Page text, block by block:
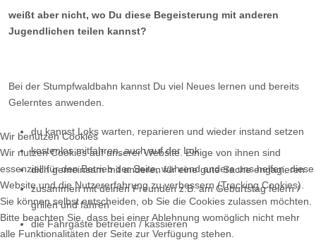
weißt aber nicht, wo Du diese Begeisterung mit anderen
Jugendlichen teilen kannst?
Bei der Stumpfwaldbahn kannst Du viel Neues lernen und bereits
Gelerntes anwenden.
du kannst Loks warten, reparieren und wieder instand setzen
kostenlos mitfahren, auch auf der Lok
dich gemeinsam mit anderen für eine gute Sache engagieren
zusammen mit deinen Freunden z.B. am Geburtstag feiern /
grillen und fahren
die Fahrgäste betreuen / kassieren
Wir benutzen Cookies
Wir nutzen Cookies auf unserer Website. Einige von ihnen sind
essenziell für den Betrieb der Seite, während andere uns helfen, diese
Website und die Nutzererfahrung zu verbessern (Tracking Cookies).
Sie können selbst entscheiden, ob Sie die Cookies zulassen möchten.
Bitte beachten Sie, dass bei einer Ablehnung womöglich nicht mehr
alle Funktionalitäten der Seite zur Verfügung stehen.